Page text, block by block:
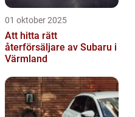
01 oktober 2025
Att hitta rätt
återförsäljare av Subaru i
Värmland